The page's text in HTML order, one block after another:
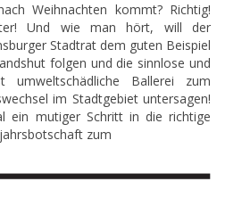
Weihnachten kommt? Richtig!
Und wie man hört, will der
Stadtrat dem guten Beispiel
folgen und die sinnlose und
umweltschädliche Ballerei zum
im Stadtgebiet untersagen!
ein mutiger Schritt in die richtige
zum